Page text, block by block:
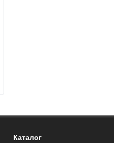
Каталог